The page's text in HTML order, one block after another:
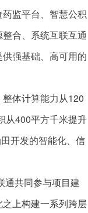
监平台、智慧公积
合、系统互联互通
强基础、高可用的
体计算能力从120
从400平方千米提升
开发的智能化、信
共同参与项目建
上构建一系列跨层